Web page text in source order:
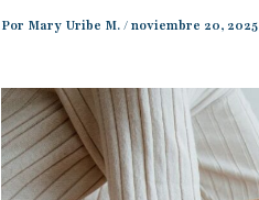
Por Mary Uribe M./noviembre 20, 2025